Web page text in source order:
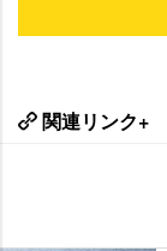
関連リンク+